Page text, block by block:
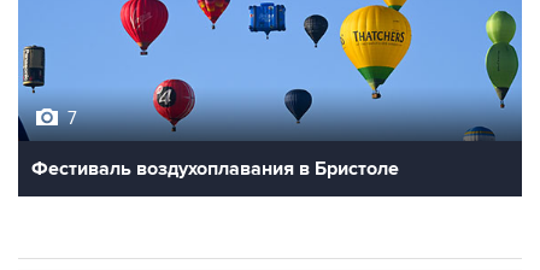
Фестиваль воздухоплавания в Бристоле